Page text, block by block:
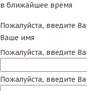
в ближайшее время
Пожалуйста, введите
Ваше имя
Пожалуйста, введите
Пожалуйста, введите